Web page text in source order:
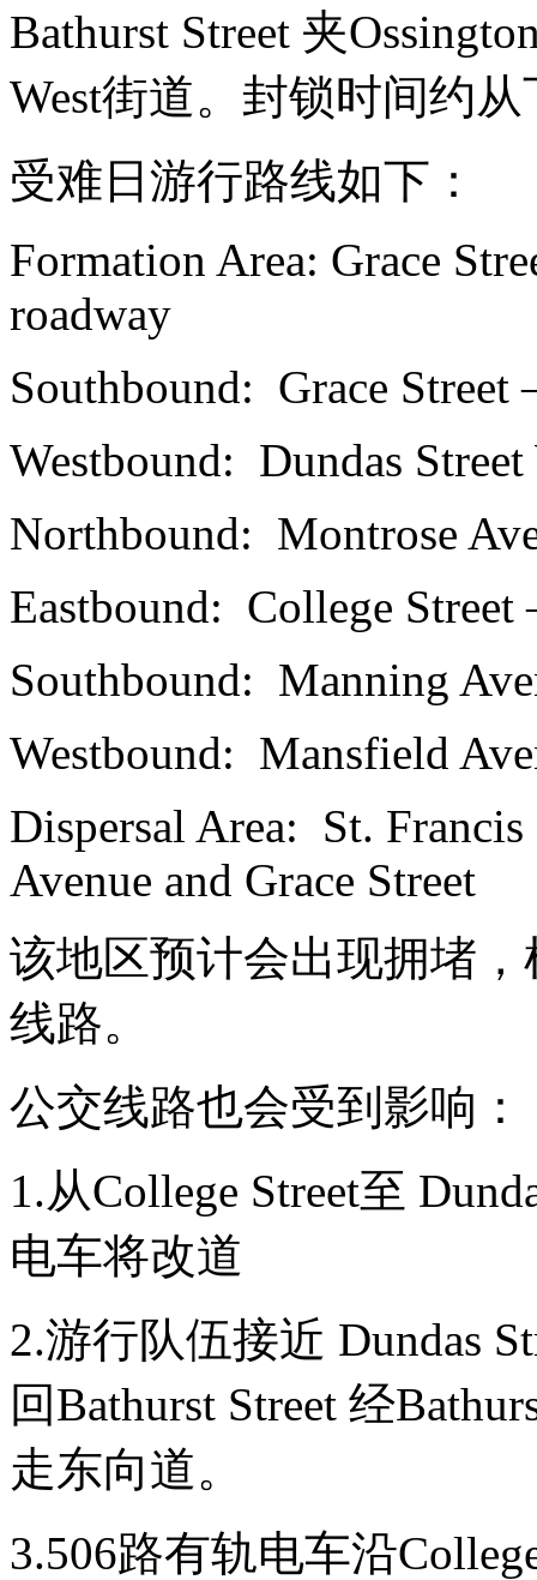
Bathurst Street 夹
West街道。封锁时间约
受难日游行路线如下：
Formation Area: Grace
roadway
Southbound: Grace Street
Westbound: Dundas
Northbound: Montrose
Eastbound: College Street
Southbound: Manning
Westbound: Mansfield
Dispersal Area: St.
Avenue and Grace Street
该地区预计会出现拥堵
线路。
公交线路也会受到影响：
1.从College Street至
电车将改道
2.游行队伍接近 Dundas
回Bathurst Street 经
走东向道。
3.506路有轨电车沿